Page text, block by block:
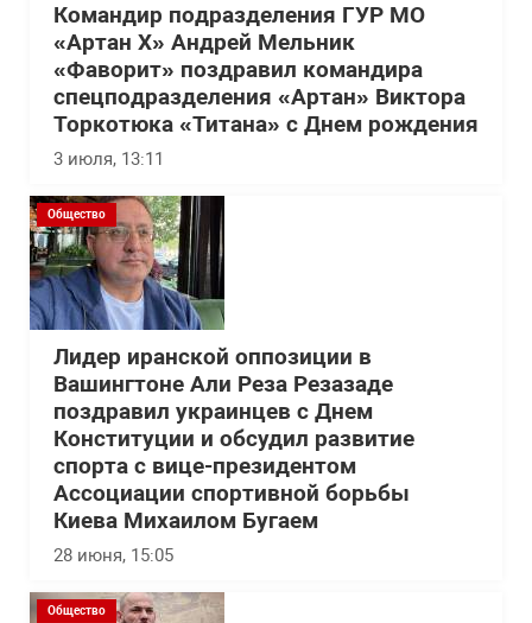
Командир подразделения ГУР МО
«Артан Х» Андрей Мельник
«Фаворит» поздравил командира
спецподразделения «Артан» Виктора
Торкотюка «Титана» с Днем рождения
3 июля, 13:11
Общество
Лидер иранской оппозиции в
Вашингтоне Али Реза Резазаде
поздравил украинцев с Днем
Конституции и обсудил развитие
спорта с вице-президентом
Ассоциации спортивной борьбы
Киева Михаилом Бугаем
28 июня, 15:05
Общество